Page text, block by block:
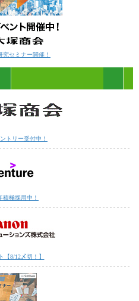
究セミナー開催！
トリー受付中！
積極採用中！
【8/12〆切！】